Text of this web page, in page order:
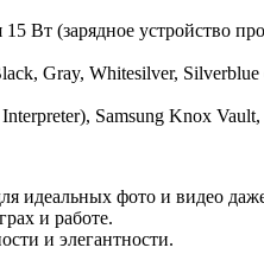
Вт (зарядное устройство
Gray, Whitesilver,
Samsung Knox
идеальных фото и видео
и работе.
и элегантности.